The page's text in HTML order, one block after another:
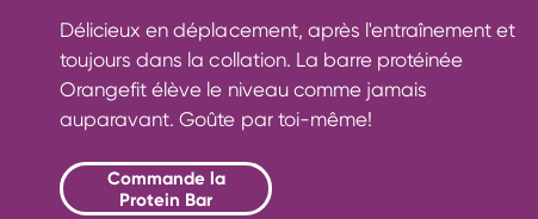
Délicieux en déplacement, après l'entraînement et
toujours dans la collation. La barre protéinée
Orangefit élève le niveau comme jamais
auparavant. Goûte par toi-même!
Commande la
Protein Bar